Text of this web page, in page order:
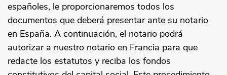
españoles, le proporcionaremos todos los
documentos que deberá presentar ante su notario
en España. A continuación, el notario podrá
autorizar a nuestro notario en Francia para que
redacte los estatutos y reciba los fondos